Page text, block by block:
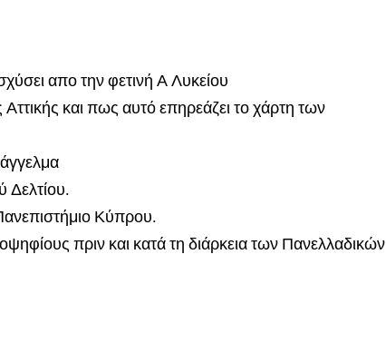
απο την φετινή Α Λυκείου
και πως αυτό επηρεάζει το χάρτη των
Κύπρου.
πριν και κατά τη διάρκεια των Πανελλαδικών